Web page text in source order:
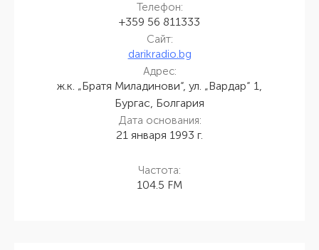
Телефон:
+359 56 811333
Сайт:
darikradio.bg
Адрес:
ж.к. „Братя Миладинови“, ул. „Вардар“ 1,
Бургас, Болгария
Дата основания:
21 января 1993 г.
Частота:
104.5 FM